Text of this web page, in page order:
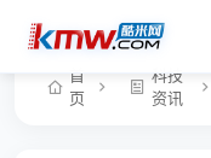
首
页
科技
资讯